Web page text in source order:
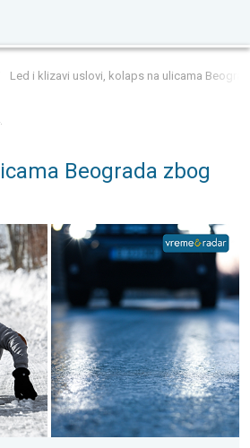
Led i klizavi uslovi, kolaps na ulicama
Beograda zbog